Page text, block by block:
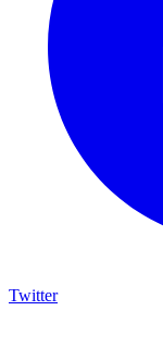
Twitter